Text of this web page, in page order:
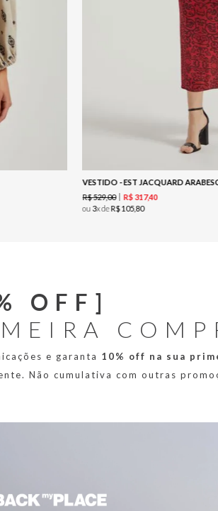
VESTIDO - EST JACQUARD
R$529,00 R$ 317,40
ou 3x deR$105,80
OFF]
e garanta 10% off na sua
Não cumulativa com outras